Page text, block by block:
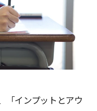
「インプットとアウ